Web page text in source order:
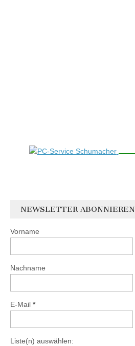
NEWSLETTER ABONNIEREN
Vorname
Nachname
E-Mail *
Liste(n) auswählen: